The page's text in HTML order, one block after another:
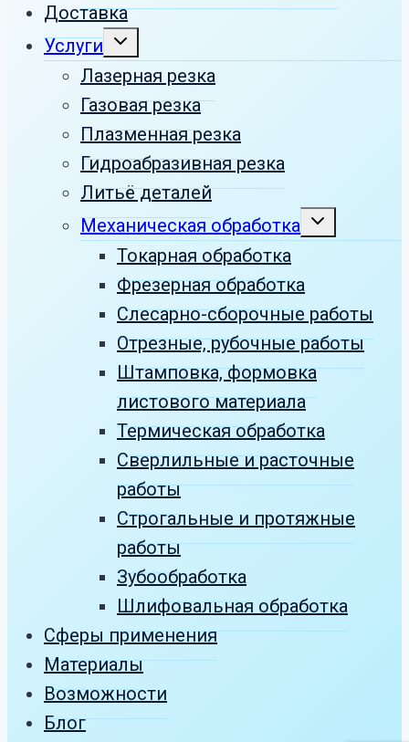
Доставка
Услуги
Развернуть
меню
Лазерная резка
Газовая резка
Плазменная резка
Гидроабразивная резка
Литьё деталей
Механическая обработка
Развернуть
меню
Токарная обработка
Фрезерная обработка
Слесарно-сборочные работы
Отрезные, рубочные работы
Штамповка, формовка
листового материала
Термическая обработка
Сверлильные и расточные
работы
Строгальные и протяжные
работы
Зубообработка
Шлифовальная обработка
Сферы применения
Материалы
Возможности
Блог